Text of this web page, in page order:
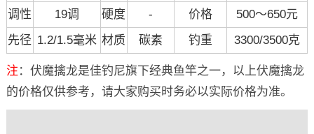
调性
19调 硬度 - 价格
500～650元
先径 1.2/1.5毫米 材质 碳素 钓重 3300/3500克
注 ：伏魔擒龙是佳钓尼旗下经典鱼竿之一，以上伏魔擒龙
的价格仅供参考，请大家购买时务必以实际价格为准。